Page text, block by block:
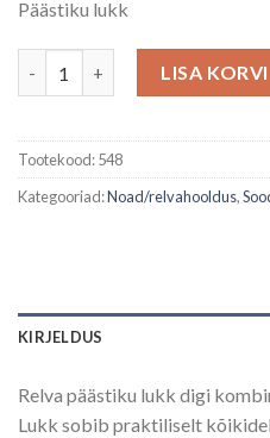
oli:
19,00 €.
Päästiku lukk
LISA KORVI
Tootekood:548
Kategooriad:Noad/relvahooldus,
KIRJELDUS
Relva päästiku lukk digi
Lukk sobib praktiliselt